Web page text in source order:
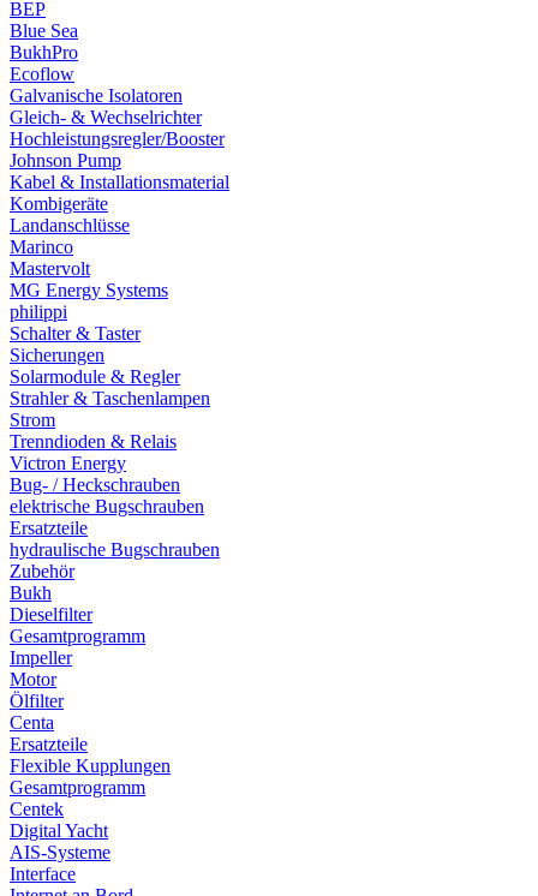
BEP
Blue Sea
BukhPro
Ecoflow
Galvanische Isolatoren
Gleich- & Wechselrichter
Hochleistungsregler/Booster
Johnson Pump
Kabel & Installationsmaterial
Kombigeräte
Landanschlüsse
Marinco
Mastervolt
MG Energy Systems
philippi
Schalter & Taster
Sicherungen
Solarmodule & Regler
Strahler & Taschenlampen
Strom
Trenndioden & Relais
Victron Energy
Bug- / Heckschrauben
elektrische Bugschrauben
Ersatzteile
hydraulische Bugschrauben
Zubehör
Bukh
Dieselfilter
Gesamtprogramm
Impeller
Motor
Ölfilter
Centa
Ersatzteile
Flexible Kupplungen
Gesamtprogramm
Centek
Digital Yacht
AIS-Systeme
Interface